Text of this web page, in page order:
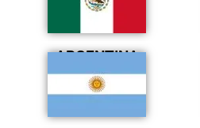
ARGENTINA